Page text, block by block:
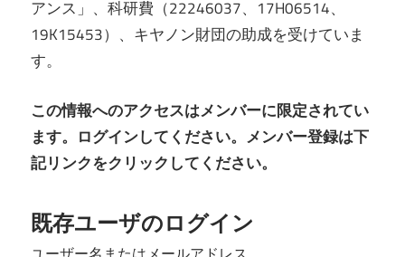
アンス」、科研費（22246037、17H06514、
19K15453）、キヤノン財団の助成を受けていま
す。
この情報へのアクセスはメンバーに限定されてい
ます。ログインしてください。メンバー登録は下
記リンクをクリックしてください。
既存ユーザのログイン
ユーザー名またはメールアドレス